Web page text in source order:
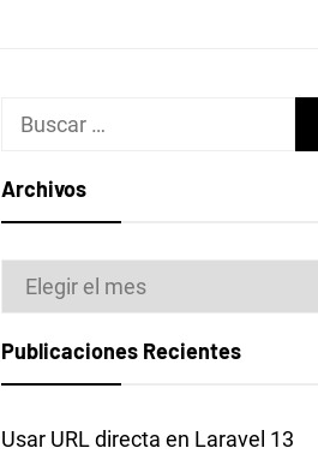
Buscar:
Archivos
Archivos
Publicaciones Recientes
Usar URL directa en Laravel 13